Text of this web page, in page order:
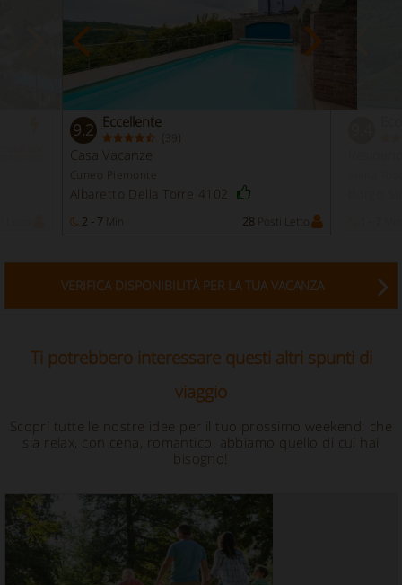
9.2 Eccellente
( 39)
Casa Vacanze
Cuneo Piemonte
Albaretto Della Torre 4102
2 - 7 Min 28 Posti Letto
VERIFICA DISPONIBILITÀ PER LA TUA VACANZA
Ti potrebbero interessare questi altri spunti di
viaggio
Scopri tutte le nostre idee per il tuo prossimo weekend: che
sia relax, con cena, romantico, abbiamo quello di cui hai
bisogno!